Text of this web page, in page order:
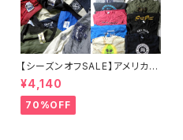
【シーズンオフSALE】アメリカ古
着 OLD NAVY GILDAN JERS
EYS他 メンズスウェット23点セ
ット 大特価 まとめ売り 転売 フ
リマ カラー サイズミックス
¥4,140
70%OFF